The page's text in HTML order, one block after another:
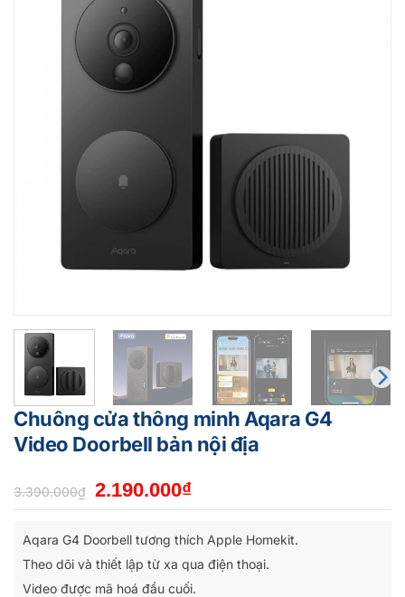
Chuông cửa thông minh Aqara G4
Video Doorbell bản nội địa
3.390.000₫
Giá
gốc
là:
3.390.000₫.
2.190.000₫Giá
hiện
tại
là:
2.190.000₫.
Aqara G4 Doorbell tương thích Apple Homekit.
Theo dõi và thiết lập từ xa qua điện thoại.
Video được mã hoá đầu cuối.